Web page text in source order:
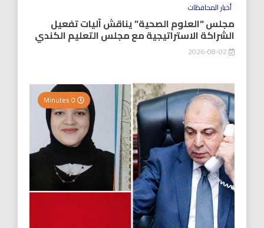
أخبار المحافظات
مجلس “العلوم الصحية” يناقش آليات تفعيل
الشراكة الاستراتيجية مع مجلس التعليم الكندي